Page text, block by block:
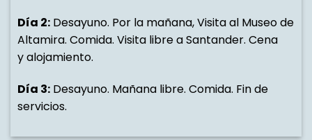
Día 2: Desayuno. Por la mañana, Visita al Museo de
Altamira. Comida. Visita libre a Santander. Cena
y alojamiento.
Día 3: Desayuno. Mañana libre. Comida. Fin de
servicios.